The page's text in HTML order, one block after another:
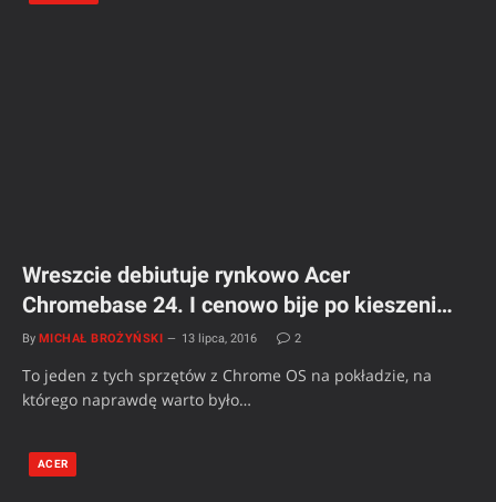
Wreszcie debiutuje rynkowo Acer
Chromebase 24. I cenowo bije po kieszeni…
By MICHAŁ BROŻYŃSKI 13 lipca, 2016 2
To jeden z tych sprzętów z Chrome OS na pokładzie, na
którego naprawdę warto było…
ACER